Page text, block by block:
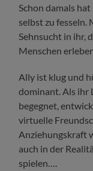
Schon damals
selbst zu
Sehnsucht in ihr,
Menschen
Ally ist klug und
dominant. Als ihr
begegnet,
virtuelle
Anziehungskraft
auch in der
spielen….